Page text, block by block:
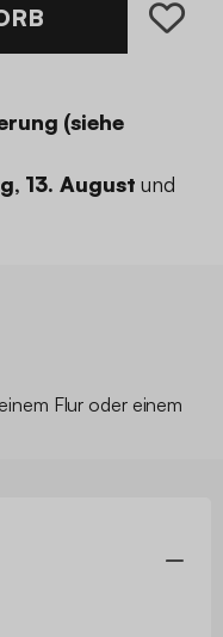
(siehe
13. August und
Flur oder einem